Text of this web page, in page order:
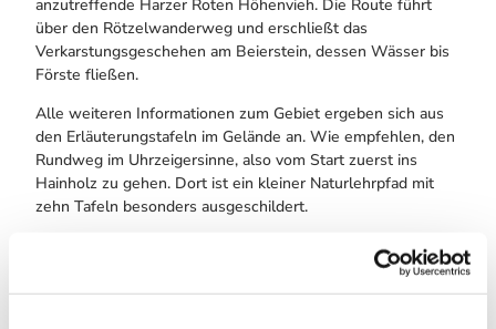
anzutreffende Harzer Roten Höhenvieh. Die Route führt
über den Rötzelwanderweg und erschließt das
Verkarstungsgeschehen am Beierstein, dessen Wässer bis
Förste fließen.
Alle weiteren Informationen zum Gebiet ergeben sich aus
den Erläuterungstafeln im Gelände an. Wie empfehlen, den
Rundweg im Uhrzeigersinne, also vom Start zuerst ins
Hainholz zu gehen. Dort ist ein kleiner Naturlehrpfad mit
zehn Tafeln besonders ausgeschildert.
Der Naturschutz im Hainholz: „Die Gipskarstlandschaft im
landschaftlicher Schönheit und bietet Lebensraum für eine